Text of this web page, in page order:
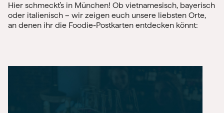
Hier schmeckt’s in München! Ob vietnamesisch, bayerisch
oder italienisch – wir zeigen euch unsere liebsten Orte,
an denen ihr die Foodie-Postkarten entdecken könnt: